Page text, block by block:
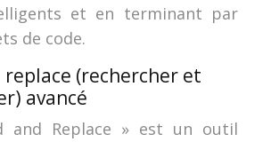
et en terminant par
de code.
replace (rechercher et
avancé
and Replace » est un outil